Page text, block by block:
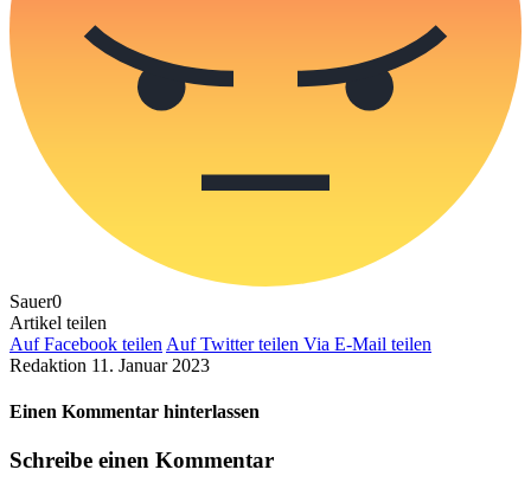
Sauer0
Artikel teilen
Auf Facebook teilen Auf Twitter teilen Via E-Mail teilen
Redaktion 11. Januar 2023
Einen Kommentar hinterlassen
Schreibe einen Kommentar